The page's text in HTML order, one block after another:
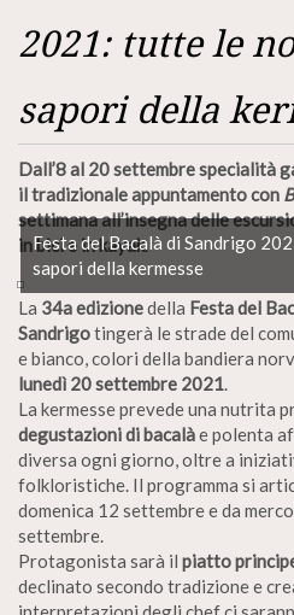
2021: tutte le
sapori della
Dall’8 al 20 settembre specialità
il tradizionale appuntamento con
settimana all’insegna delle
in bici e in kayak.
Festa del Bacalà di Sandrigo
sapori della kermesse
La 34a edizionedella Festa del
Sandrigotingerà le strade del
e bianco, colori della bandiera
lunedì 20 settembre 2021.
La kermesse prevede una nutrita
degustazioni di bacalàe polenta
diversa ogni giorno, oltre a
folkloristiche. Il programma si
domenica 12 settembre e da
settembre.
Protagonista sarà il piatto
declinato secondo tradizione e